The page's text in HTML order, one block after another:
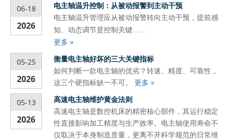
06-18
2026
电主轴温升控制：从被动报警到主动干预
电主轴温升管理应从被动报警转向主动干预，提前感
知、动态调节是控制关键……
更多 »
05-25
2026
衡量电主轴好坏的三大关键指标
如何判断一款电主轴的优劣？转速、精度、可靠性，
这三个硬指标缺一不可。 更多 »
05-13
2026
高速电主轴维护黄金法则
高速电主轴是数控机床的精密核心部件，其运行稳定
性直接影响加工精度与生产效率。电主轴使用寿命不
仅取决于本身制造质量，更离不开科学规范的日常维